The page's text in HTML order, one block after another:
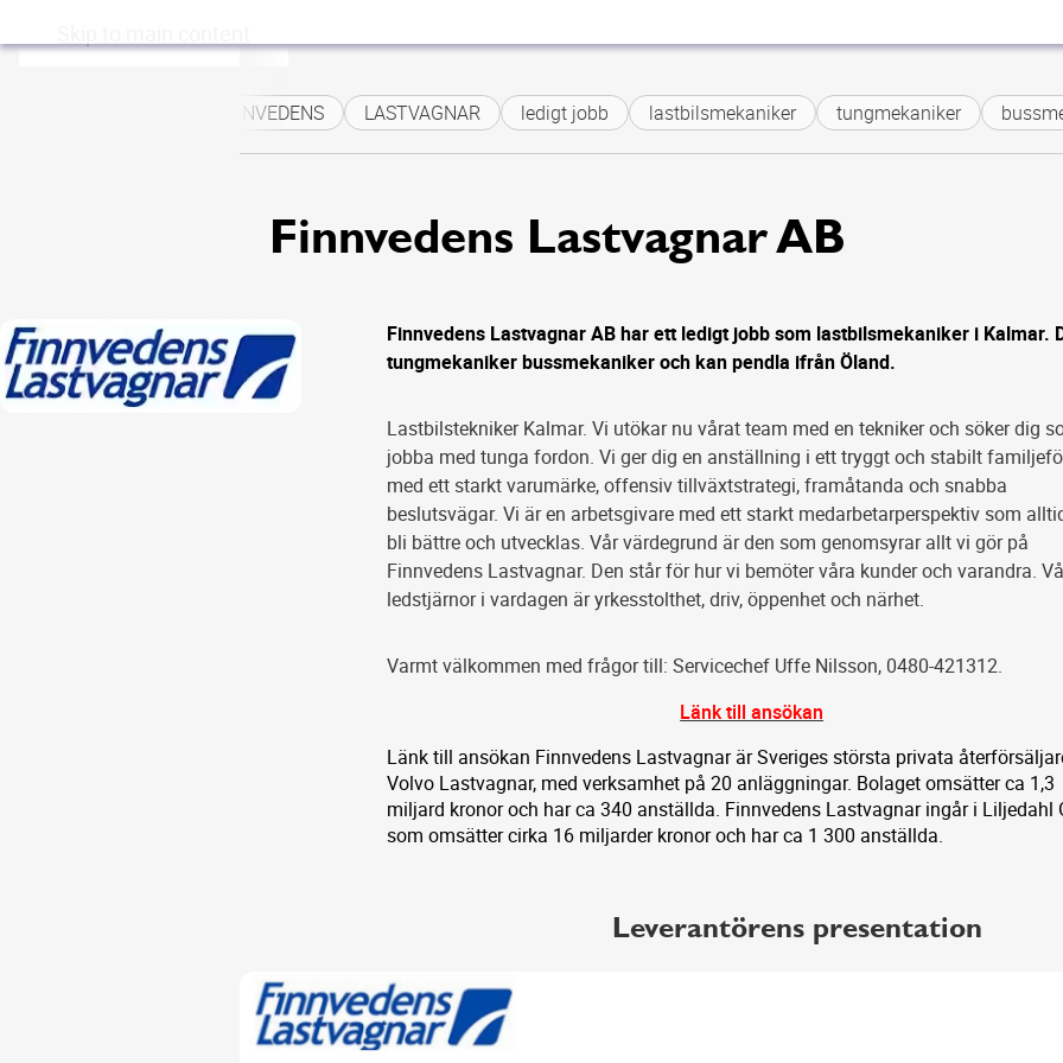
FINNVEDENS LASTVAGNAR ledigt jobb lastbilsmekaniker tungmekaniker
Finnvedens Lastvagnar AB
Finnvedens Lastvagnar AB har ett ledigt jobb som lastbilsmekaniker i Kalmar.
tungmekaniker bussmekaniker och kan pendla ifrån Öland.
Lastbilstekniker Kalmar. Vi utökar nu vårat team med en tekniker och söker dig
jobba med tunga fordon. Vi ger dig en anställning i ett tryggt och stabilt
med ett starkt varumärke, offensiv tillväxtstrategi, framåtanda och snabba
beslutsvägar. Vi är en arbetsgivare med ett starkt medarbetarperspektiv som
bli bättre och utvecklas. Vår värdegrund är den som genomsyrar allt vi gör på
Finnvedens Lastvagnar. Den står för hur vi bemöter våra kunder och varandra.
ledstjärnor i vardagen är yrkesstolthet, driv, öppenhet och närhet.
Varmt välkommen med frågor till: Servicechef Uffe Nilsson, 0480-421312.
Länk till ansökan
Länk till ansökan Finnvedens Lastvagnar är Sveriges största privata
Volvo Lastvagnar, med verksamhet på 20 anläggningar. Bolaget omsätter ca 1,3
miljard kronor och har ca 340 anställda. Finnvedens Lastvagnar ingår i Liljedahl
som omsätter cirka 16 miljarder kronor och har ca 1 300 anställda.
Leverantörens presentation